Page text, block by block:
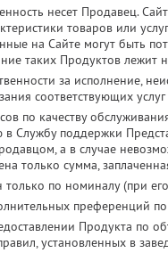
несет Продавец.
товаров или
на Сайте могут быть
таких Продуктов лежит
за исполнение,
соответствующих
по качеству
Службу поддержки
а в случае
только сумма,
по номиналу (при
преференций
Продукта по
установленных в